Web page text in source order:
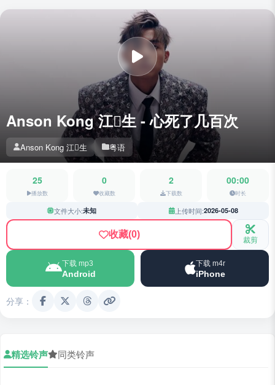
Anson Kong 江𤇹生 - 心死了几百次
Anson Kong 江𤇹生 粤语
25
播放数
0
收藏数
2
下载数
00:00
时长
文件大小:未知 上传时间:2026-05-08
收藏(0) 裁剪
下载 mp3
Android
下载 m4r
iPhone
分享：
精选铃声 同类铃声